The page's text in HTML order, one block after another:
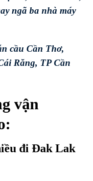
ngã ba nhà máy
cầu Cần Thơ,
Răng, TP Cần
vận
đi Đak Lak